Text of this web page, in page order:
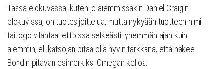
Tässä elokuvassa, kuten jo aiemmissakin Daniel Craigin
elokuvissa, on tuotesijoittelua, mutta nykyään tuotteen nimi
tai logo vilahtaa leffoissa selkeästi lyhemmän ajan kuin
aiemmin, eli katsojan pitää olla hyvin tarkkana, että näkee
Bondin pitävän esimerkiksi Omegan kelloa.